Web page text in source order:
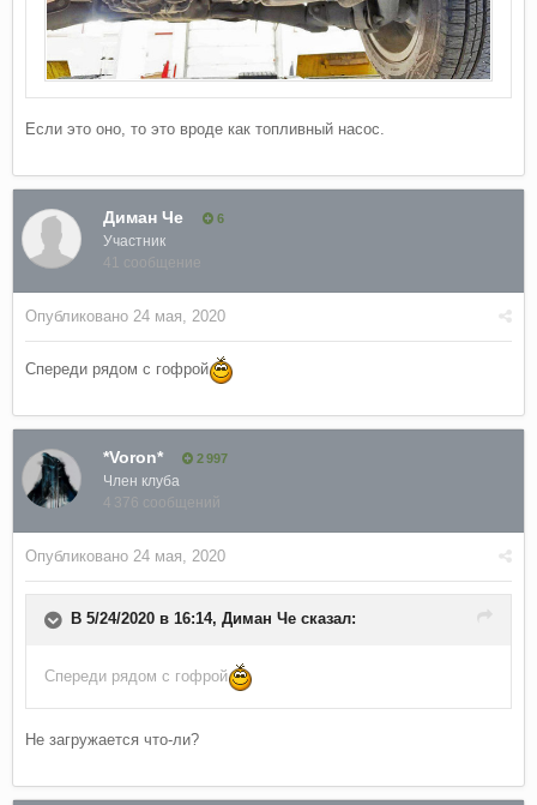
Если это оно, то это вроде как топливный насос.
Диман Че 6
Участник
41 сообщение
Опубликовано 24 мая, 2020
Спереди рядом с гофрой
*Voron* 2 997
Член клуба
4 376 сообщений
Опубликовано 24 мая, 2020
В 5/24/2020 в 16:14, Диман Че сказал:
Спереди рядом с гофрой
Не загружается что-ли?